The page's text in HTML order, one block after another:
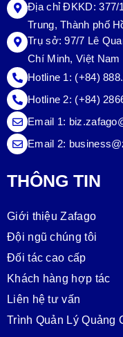
Địa chỉ ĐKKD: 377/
Trung, Thành phố
Trụ sở:97/7 Lê
Chí Minh, Việt Nam
Hotline 1: (+84)
Hotline 2: (+84)
Email 1:
Email 2:
THÔNG TIN
Giới thiệu Zafago
Đội ngũ chúng tôi
Đối tác cao cấp
Khách hàng hợp tác
Liên hệ tư vấn
Trình Quản Lý Quảng